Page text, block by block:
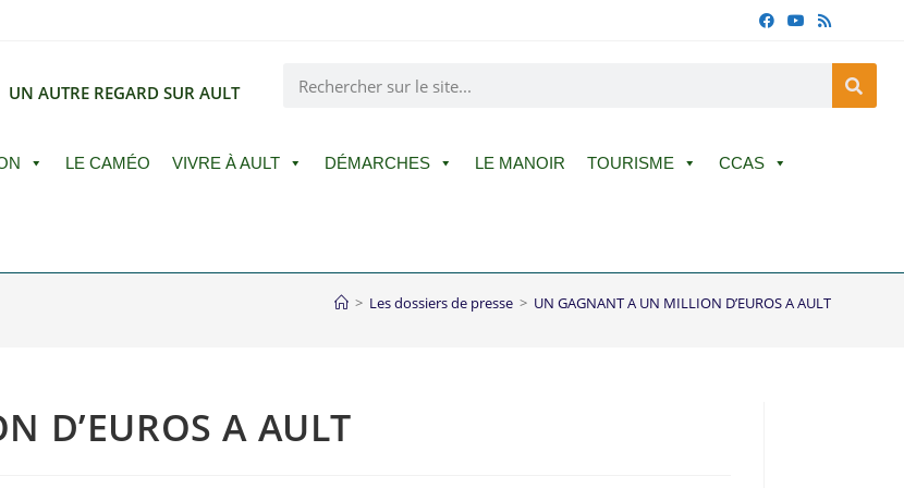
UN AUTRE REGARD SUR AULT
LE CAMÉO VIVRE À AULT DÉMARCHES LE MANOIR TOURISME CCAS
> Les dossiers de presse > UN GAGNANT A UN MILLION D’EUROS A AULT
D’EUROS A AULT